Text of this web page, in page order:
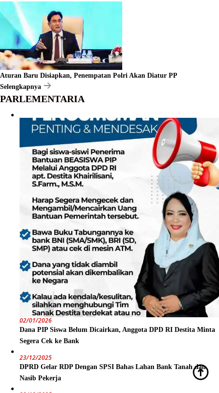
Aturan Baru Disiapkan, Penempatan Polri Akan Diatur PP
Selengkapnya
PARLEMENTARIA
02/01/2026
Dana PIP Siswa Belum Dicairkan, Anggota DPD RI Destita Minta
Segera Cek ke Bank
23/12/2025
DPRD Gelar RDP Dengan SPSI Bahas Lahan Bank Tanah dan
Nasib Pekerja